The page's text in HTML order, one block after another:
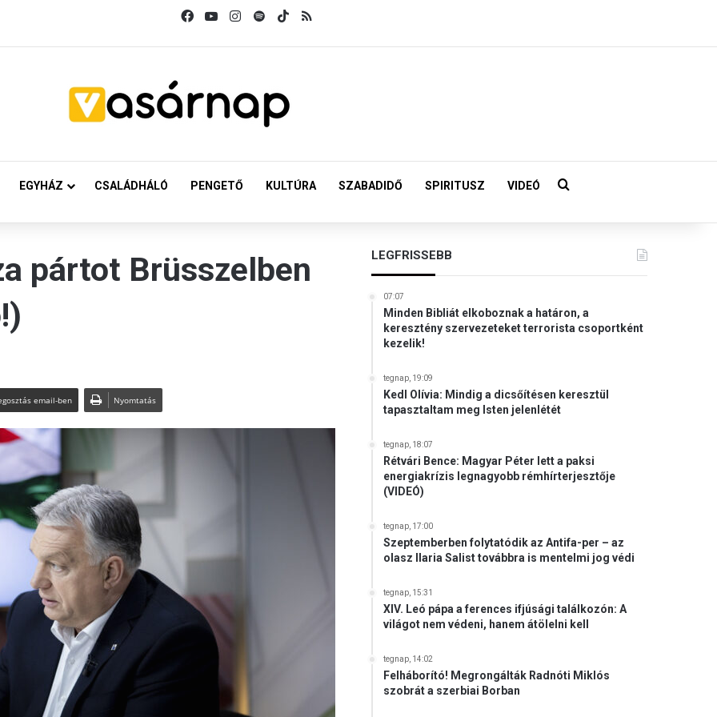
FacebookYouTubeInstagram
SpotifyTikTok
EGYHÁZ CSALÁDHÁLÓ PENGETŐ KULTÚRA SZABADIDŐ SPIRITUSZ VIDEÓ Keresés:
pártot Brüsszelben
email-ben Nyomtatás
LEGFRISSEBB
07:07
Minden Bibliát elkoboznak a határon, a
keresztény szervezeteket terrorista csoportként
kezelik!
tegnap, 19:09
Kedl Olívia: Mindig a dicsőítésen keresztül
tapasztaltam meg Isten jelenlétét
tegnap, 18:07
Rétvári Bence: Magyar Péter lett a paksi
energiakrízis legnagyobb rémhírterjesztője
(VIDEÓ)
tegnap, 17:00
Szeptemberben folytatódik az Antifa-per – az
olasz Ilaria Salist továbbra is mentelmi jog védi
tegnap, 15:31
XIV. Leó pápa a ferences ifjúsági találkozón: A
világot nem védeni, hanem átölelni kell
tegnap, 14:02
Felháborító! Megrongálták Radnóti Miklós
szobrát a szerbiai Borban